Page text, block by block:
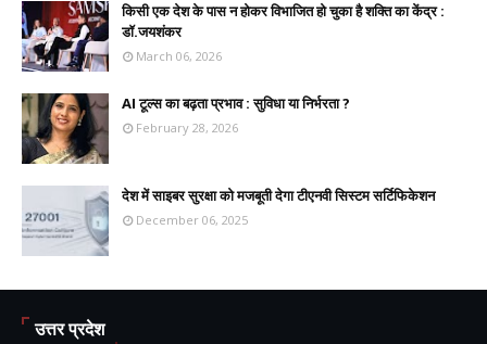
किसी एक देश के पास न होकर विभाजित हो चुका है शक्ति का केंद्र :
डॉ.जयशंकर
March 06, 2026
AI टूल्स का बढ़ता प्रभाव : सुविधा या निर्भरता ?
February 28, 2026
देश में साइबर सुरक्षा को मजबूती देगा टीएनवी सिस्टम सर्टिफिकेशन
December 06, 2025
उत्तर प्रदेश